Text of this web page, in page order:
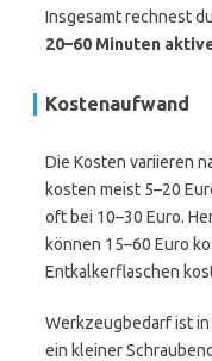
Insgesamt rechnest
20–60 Minuten
Kostenaufwand
Die Kosten variieren
kosten meist 5–20
oft bei 10–30 Euro.
können 15–60 Euro
Entkalkerflaschen
Werkzeugbedarf ist in
ein kleiner